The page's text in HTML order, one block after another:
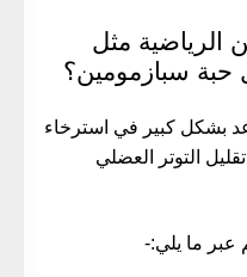
الرياضية مثل
حبة سبازمومين؟
بشكل كبير في استرخاء
التوتر العضلي
عبر ما يلي:-